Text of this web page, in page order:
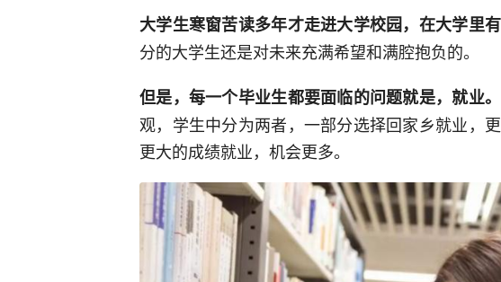
大学生寒窗苦读多年才走进大学校园，在大学里
分的大学生还是对未来充满希望和满腔抱负的。
但是，每一个毕业生都要面临的问题就是，就业。
观，学生中分为两者，一部分选择回家乡就业，
更大的成绩就业，机会更多。